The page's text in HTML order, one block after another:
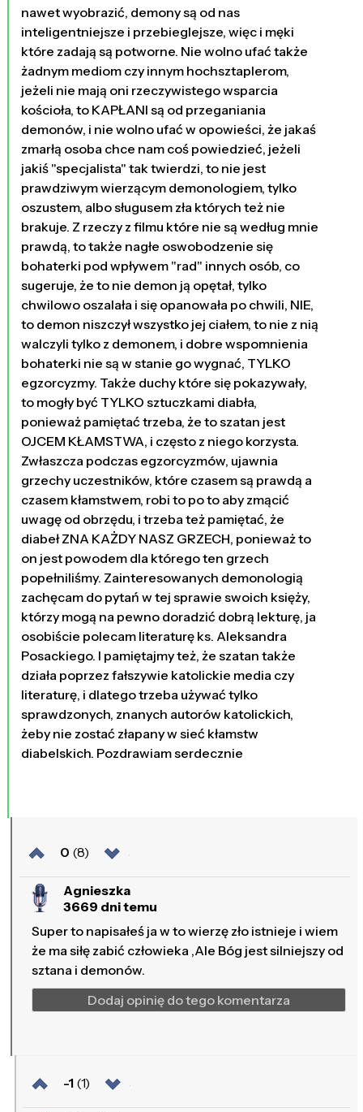
nawet wyobrazić, demony są od nas
inteligentniejsze i przebieglejsze, więc i męki
które zadają są potworne. Nie wolno ufać także
żadnym mediom czy innym hochsztaplerom,
jeżeli nie mają oni rzeczywistego wsparcia
kościoła, to KAPŁANI są od przeganiania
demonów, i nie wolno ufać w opowieści, że jakaś
zmarłą osoba chce nam coś powiedzieć, jeżeli
jakiś "specjalista" tak twierdzi, to nie jest
prawdziwym wierzącym demonologiem, tylko
oszustem, albo sługusem zła których też nie
brakuje. Z rzeczy z filmu które nie są według mnie
prawdą, to także nagłe oswobodzenie się
bohaterki pod wpływem "rad" innych osób, co
sugeruje, że to nie demon ją opętał, tylko
chwilowo oszalała i się opanowała po chwili, NIE,
to demon niszczył wszystko jej ciałem, to nie z nią
walczyli tylko z demonem, i dobre wspomnienia
bohaterki nie są w stanie go wygnać, TYLKO
egzorcyzmy. Także duchy które się pokazywały,
to mogły być TYLKO sztuczkami diabła,
ponieważ pamiętać trzeba, że to szatan jest
OJCEM KŁAMSTWA, i często z niego korzysta.
Zwłaszcza podczas egzorcyzmów, ujawnia
grzechy uczestników, które czasem są prawdą a
czasem kłamstwem, robi to po to aby zmącić
uwagę od obrzędu, i trzeba też pamiętać, że
diabeł ZNA KAŻDY NASZ GRZECH, ponieważ to
on jest powodem dla którego ten grzech
popełniliśmy. Zainteresowanych demonologią
zachęcam do pytań w tej sprawie swoich księży,
którzy mogą na pewno doradzić dobrą lekturę, ja
osobiście polecam literaturę ks. Aleksandra
Posackiego. I pamiętajmy też, że szatan także
działa poprzez fałszywie katolickie media czy
literaturę, i dlatego trzeba używać tylko
sprawdzonych, znanych autorów katolickich,
żeby nie zostać złapany w sieć kłamstw
diabelskich. Pozdrawiam serdecznie
0 (8)
Agnieszka
3669 dni temu
Super to napisałeś ja w to wierzę zło istnieje i wiem
że ma siłę zabić człowieka ,Ale Bóg jest silniejszy od
sztana i demonów.
Dodaj opinię do tego komentarza
-1 (1)